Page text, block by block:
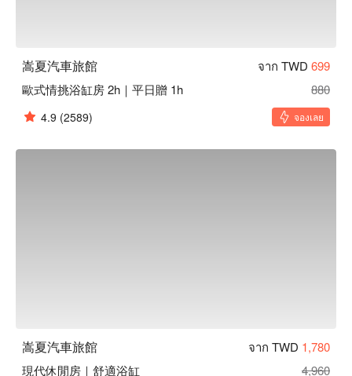
嵩夏汽車旅館 จาก TWD 699
歐式情挑浴缸房 2h｜平日贈 1h
880
4.9 (2589) จองเลย
嵩夏汽車旅館 จาก TWD 1,780
現代休閒房｜舒適浴缸
4,960